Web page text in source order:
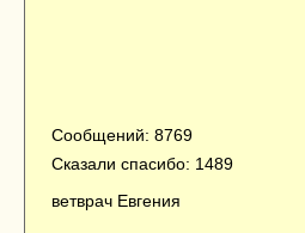
Сообщений: 8769
Сказали спасибо: 1489
ветврач Евгения